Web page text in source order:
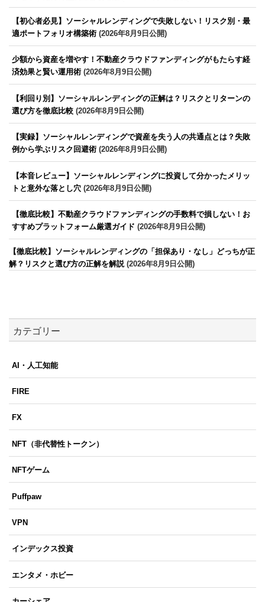
【初心者必見】ソーシャルレンディングで失敗しない！リスク別・最
適ポートフォリオ構築術 (2026年8月9日公開)
少額から資産を増やす！不動産クラウドファンディングがもたらす経
済効果と賢い運用術 (2026年8月9日公開)
【利回り別】ソーシャルレンディングの正解は？リスクとリターンの
選び方を徹底比較 (2026年8月9日公開)
【実録】ソーシャルレンディングで資産を失う人の共通点とは？失敗
例から学ぶリスク回避術 (2026年8月9日公開)
【本音レビュー】ソーシャルレンディングに投資して分かったメリッ
トと意外な落とし穴 (2026年8月9日公開)
【徹底比較】不動産クラウドファンディングの手数料で損しない！お
すすめプラットフォーム厳選ガイド (2026年8月9日公開)
【徹底比較】ソーシャルレンディングの「担保あり・なし」どっちが正
解？リスクと選び方の正解を解説(2026年8月9日公開)
カテゴリー
AI・人工知能
FIRE
FX
NFT（非代替性トークン）
NFTゲーム
Puffpaw
VPN
インデックス投資
エンタメ・ホビー